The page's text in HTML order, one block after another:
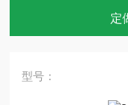
定
型号：